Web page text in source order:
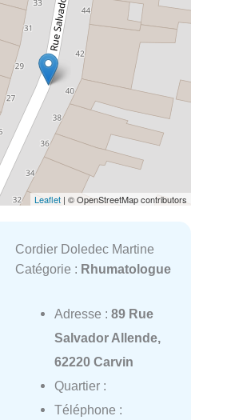
Leaflet | © OpenStreetMap contributors
Cordier Doledec Martine
Catégorie : Rhumatologue
Adresse : 89 Rue
Salvador Allende,
62220 Carvin
Quartier :
Téléphone :